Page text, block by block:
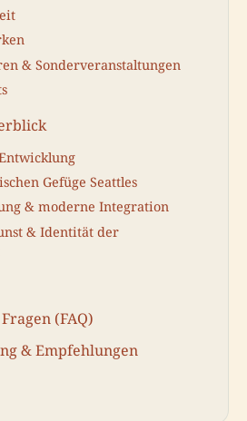
& Sonderveranstaltungen
Gefüge Seattles
& moderne Integration
& Identität der
(FAQ)
& Empfehlungen